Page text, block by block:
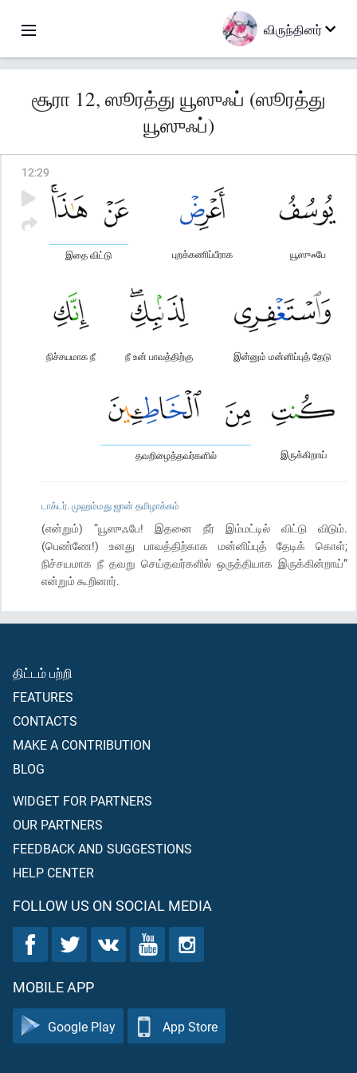
விருந்தினர்
சூரா 12, ஸூரத்து யூஸுஃப் (ஸூரத்து
யூஸுஃப்)
12:29
யூஸுஃபே
புறக்கணிப்பீராக
இதை விட்டு
இன்னும் மன்னிப்புத் தேடு
நீ உன் பாவத்திற்கு
நிச்சயமாக நீ
இருக்கிறாய்
தவறிழைத்தவர்களில்
டாக்டர். முஹம்மது ஜான் தமிழாக்கம்
(என்றும்) “யூஸுஃபே! இதனை நீர் இம்மட்டில் விட்டு விடும்.
(பெண்ணே!) உனது பாவத்திற்காக மன்னிப்புத் தேடிக் கொள்;
நிச்சயமாக நீ தவறு செய்தவர்களில் ஒருத்தியாக இருக்கின்றாய்”
என்றும் கூறினார்.
திட்டம் பற்றி
FEATURES
CONTACTS
MAKE A CONTRIBUTION
BLOG
WIDGET FOR PARTNERS
OUR PARTNERS
FEEDBACK AND SUGGESTIONS
HELP CENTER
FOLLOW US ON SOCIAL MEDIA
MOBILE APP
Google Play App Store